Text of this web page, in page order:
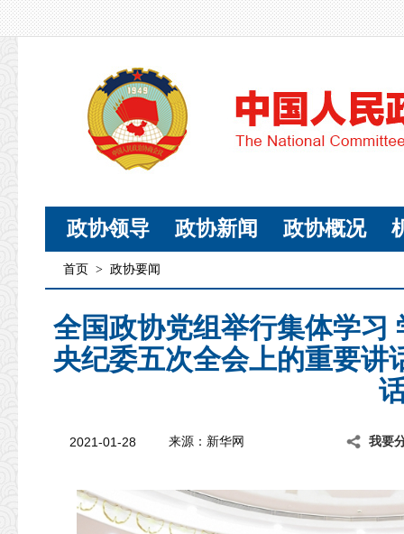
政协领导 政协新闻 政协概况
首页 > 政协要闻
全国政协党组举行集体学习
央纪委五次全会上的重要讲
2021-01-28 来源：新华网 我要